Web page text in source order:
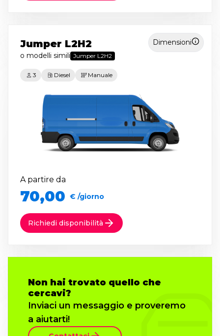
Dimensioni
Jumper L2H2
o modelli simili Jumper L2H2
3 Diesel Manuale
A partire da
70,00 € /giorno
Richiedi disponibilità
Non hai trovato quello che
cercavi?
Inviaci un messaggio e proveremo
a aiutarti!